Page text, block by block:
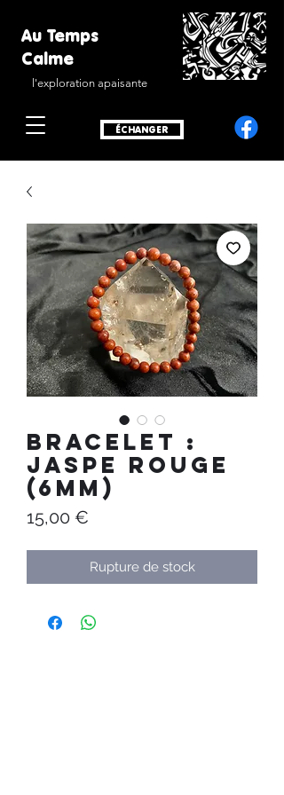
Au Temps
Calme
l'exploration apaisante
ÉCHANGER
Bracelet :
Jaspe Rouge
(6mm)
15,00 €
Rupture de stock